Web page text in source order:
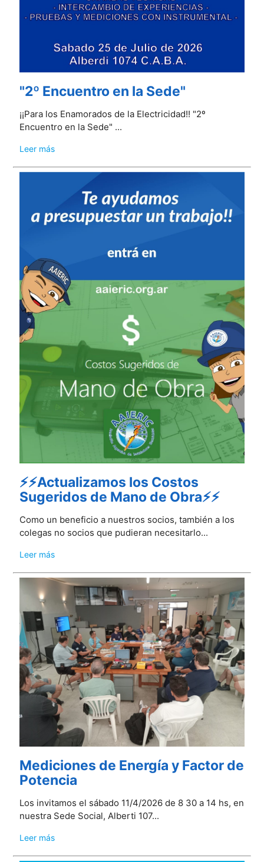
"2º Encuentro en la Sede"
¡¡Para los Enamorados de la Electricidad!! "2º
Encuentro en la Sede" ...
Leer más
⚡⚡Actualizamos los Costos
Sugeridos de Mano de Obra⚡⚡
Como un beneficio a nuestros socios, también a los
colegas no socios que pudieran necesitarlo...
Leer más
Mediciones de Energía y Factor de
Potencia
Los invitamos el sábado 11/4/2026 de 8 30 a 14 hs, en
nuestra Sede Social, Alberti 107...
Leer más